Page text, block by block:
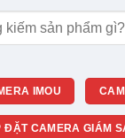
IMOU
ĐẶT CAMERA GIÁM